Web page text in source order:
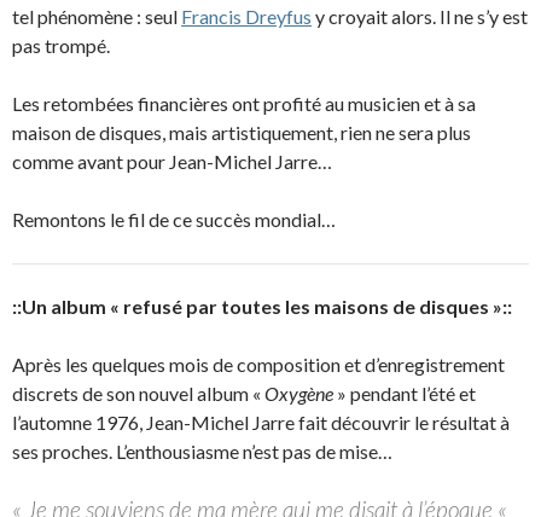
tel phénomène : seul Francis Dreyfus y croyait alors. Il ne s’y est
pas trompé.
Les retombées financières ont profité au musicien et à sa
maison de disques, mais artistiquement, rien ne sera plus
comme avant pour Jean-Michel Jarre…
Remontons le fil de ce succès mondial…
::Un album « refusé par toutes les maisons de disques »::
Après les quelques mois de composition et d’enregistrement
discrets de son nouvel album « Oxygène » pendant l’été et
l’automne 1976, Jean-Michel Jarre fait découvrir le résultat à
ses proches. L’enthousiasme n’est pas de mise…
« Je me souviens de ma mère qui me disait à l’époque «